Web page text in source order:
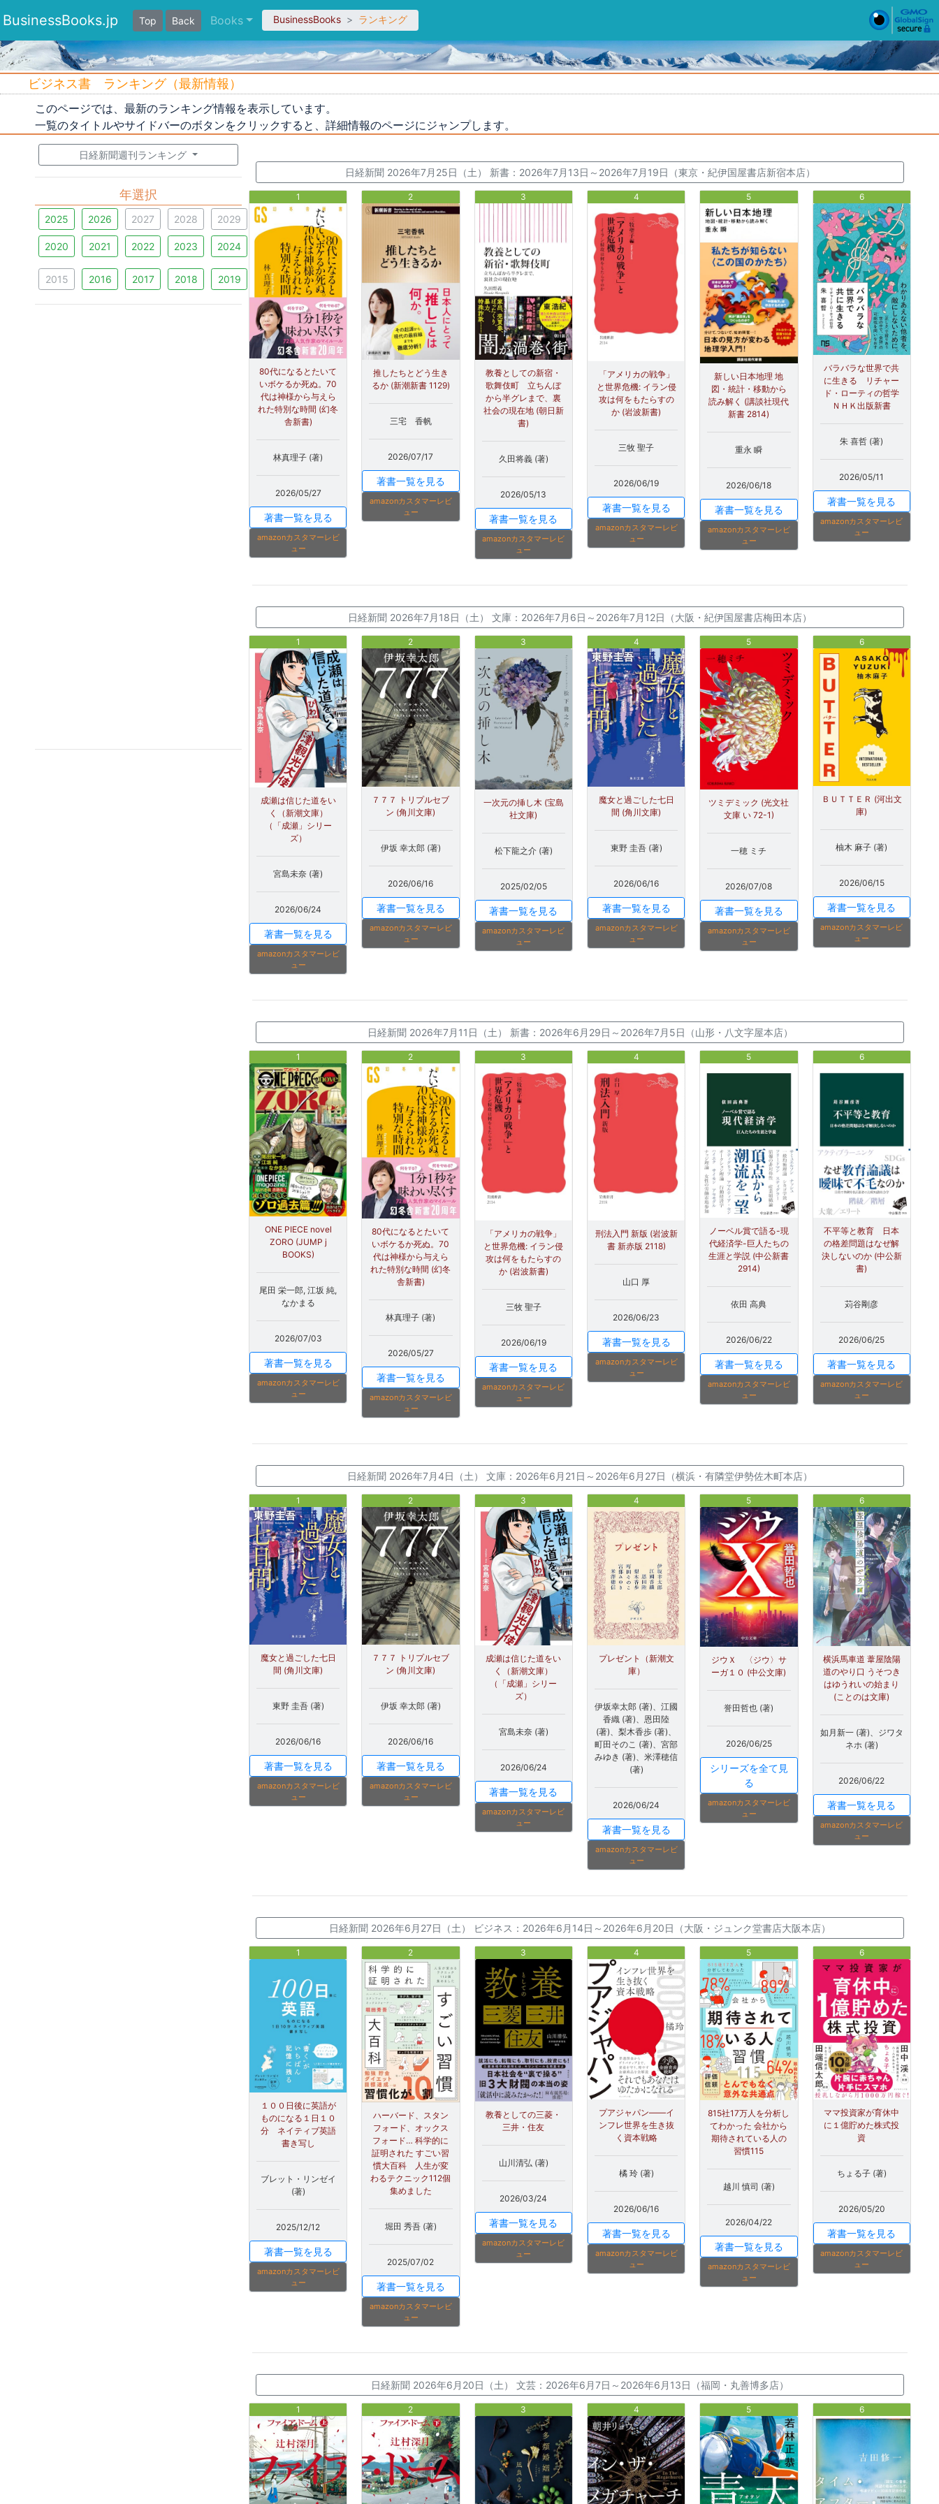
BusinessBooks.jp Top Back Books BusinessBooks ランキング
ビジネス書 ランキング（最新情報）
このページでは、最新のランキング情報を表示しています。
一覧のタイトルやサイドバーのボタンをクリックすると、詳細情報のページにジャンプします。
日経新聞週刊ランキング
年選択
2025 2026 2027 2028 2029
2020 2021 2022 2023 2024
2015 2016 2017 2018 2019
日経新聞 2026年7月25日（土） 新書：2026年7月13日～2026年7月19日（東京・紀伊国屋書店新宿本店）
1
80代になるとたいて
いボケるか死ぬ。70
代は神様から与えら
れた特別な時間 (幻冬
舎新書)
林真理子 (著)
2026/05/27
著書一覧を見る
amazonカスタマーレビ
ュー
2
推したちとどう生き
るか (新潮新書 1129)
三宅 香帆
2026/07/17
著書一覧を見る
amazonカスタマーレビ
ュー
3
教養としての新宿・
歌舞伎町 立ちんぼ
から半グレまで、裏
社会の現在地 (朝日新
書)
久田将義 (著)
2026/05/13
著書一覧を見る
amazonカスタマーレビ
ュー
4
「アメリカの戦争」
と世界危機: イラン侵
攻は何をもたらすの
か (岩波新書)
三牧 聖子
2026/06/19
著書一覧を見る
amazonカスタマーレビ
ュー
5
新しい日本地理 地
図・統計・移動から
読み解く (講談社現代
新書 2814)
重永 瞬
2026/06/18
著書一覧を見る
amazonカスタマーレビ
ュー
6
バラバラな世界で共
に生きる リチャー
ド・ローティの哲学
ＮＨＫ出版新書
朱 喜哲 (著)
2026/05/11
著書一覧を見る
amazonカスタマーレビ
ュー
日経新聞 2026年7月18日（土） 文庫：2026年7月6日～2026年7月12日（大阪・紀伊国屋書店梅田本店）
1
成瀬は信じた道をい
く（新潮文庫）
（「成瀬」シリー
ズ）
宮島未奈 (著)
2026/06/24
著書一覧を見る
amazonカスタマーレビ
ュー
2
７７７ トリプルセブ
ン (角川文庫)
伊坂 幸太郎 (著)
2026/06/16
著書一覧を見る
amazonカスタマーレビ
ュー
3
一次元の挿し木 (宝島
社文庫)
松下龍之介 (著)
2025/02/05
著書一覧を見る
amazonカスタマーレビ
ュー
4
魔女と過ごした七日
間 (角川文庫)
東野 圭吾 (著)
2026/06/16
著書一覧を見る
amazonカスタマーレビ
ュー
5
ツミデミック (光文社
文庫 い 72-1)
一穂 ミチ
2026/07/08
著書一覧を見る
amazonカスタマーレビ
ュー
6
ＢＵＴＴＥＲ (河出文
庫)
柚木 麻子 (著)
2026/06/15
著書一覧を見る
amazonカスタマーレビ
ュー
日経新聞 2026年7月11日（土） 新書：2026年6月29日～2026年7月5日（山形・八文字屋本店）
1
ONE PIECE novel
ZORO (JUMP j
BOOKS)
尾田 栄一郎, 江坂 純,
なかまる
2026/07/03
著書一覧を見る
amazonカスタマーレビ
ュー
2
80代になるとたいて
いボケるか死ぬ。70
代は神様から与えら
れた特別な時間 (幻冬
舎新書)
林真理子 (著)
2026/05/27
著書一覧を見る
amazonカスタマーレビ
ュー
3
「アメリカの戦争」
と世界危機: イラン侵
攻は何をもたらすの
か (岩波新書)
三牧 聖子
2026/06/19
著書一覧を見る
amazonカスタマーレビ
ュー
4
刑法入門 新版 (岩波新
書 新赤版 2118)
山口 厚
2026/06/23
著書一覧を見る
amazonカスタマーレビ
ュー
5
ノーベル賞で語る-現
代経済学-巨人たちの
生涯と学説 (中公新書
2914)
依田 高典
2026/06/22
著書一覧を見る
amazonカスタマーレビ
ュー
6
不平等と教育 日本
の格差問題はなぜ解
決しないのか (中公新
書)
苅谷剛彦
2026/06/25
著書一覧を見る
amazonカスタマーレビ
ュー
日経新聞 2026年7月4日（土） 文庫：2026年6月21日～2026年6月27日（横浜・有隣堂伊勢佐木町本店）
1
魔女と過ごした七日
間 (角川文庫)
東野 圭吾 (著)
2026/06/16
著書一覧を見る
amazonカスタマーレビ
ュー
2
７７７ トリプルセブ
ン (角川文庫)
伊坂 幸太郎 (著)
2026/06/16
著書一覧を見る
amazonカスタマーレビ
ュー
3
成瀬は信じた道をい
く（新潮文庫）
（「成瀬」シリー
ズ）
宮島未奈 (著)
2026/06/24
著書一覧を見る
amazonカスタマーレビ
ュー
4
プレゼント（新潮文
庫）
伊坂幸太郎 (著)、江國
香織 (著)、恩田陸
(著)、梨木香歩 (著)、
町田そのこ (著)、宮部
みゆき (著)、米澤穂信
(著)
2026/06/24
著書一覧を見る
amazonカスタマーレビ
ュー
5
ジウＸ 〈ジウ〉サ
ーガ１０ (中公文庫)
誉田哲也 (著)
2026/06/25
シリーズを全て見
る
amazonカスタマーレビ
ュー
6
横浜馬車道 葦屋陰陽
道のやり口 うそつき
はゆうれいの始まり
(ことのは文庫)
如月新一 (著)、ジワタ
ネホ (著)
2026/06/22
著書一覧を見る
amazonカスタマーレビ
ュー
日経新聞 2026年6月27日（土） ビジネス：2026年6月14日～2026年6月20日（大阪・ジュンク堂書店大阪本店）
1
１００日後に英語が
ものになる１日１０
分 ネイティブ英語
書き写し
ブレット・リンゼイ
(著)
2025/12/12
著書一覧を見る
amazonカスタマーレビ
ュー
2
ハーバード、スタン
フォード、オックス
フォード… 科学的に
証明された すごい習
慣大百科 人生が変
わるテクニック112個
集めました
堀田 秀吾 (著)
2025/07/02
著書一覧を見る
amazonカスタマーレビ
ュー
3
教養としての三菱・
三井・住友
山川清弘 (著)
2026/03/24
著書一覧を見る
amazonカスタマーレビ
ュー
4
プアジャパン――イ
ンフレ世界を生き抜
く資本戦略
橘 玲 (著)
2026/06/16
著書一覧を見る
amazonカスタマーレビ
ュー
5
815社17万人を分析し
てわかった 会社から
期待されている人の
習慣115
越川 慎司 (著)
2026/04/22
著書一覧を見る
amazonカスタマーレビ
ュー
6
ママ投資家が育休中
に１億貯めた株式投
資
ちょる子 (著)
2026/05/20
著書一覧を見る
amazonカスタマーレビ
ュー
日経新聞 2026年6月20日（土） 文芸：2026年6月7日～2026年6月13日（福岡・丸善博多店）
1 2 3 4 5 6